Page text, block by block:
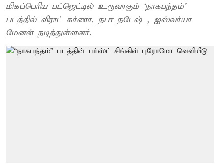
மிகப்பெரிய பட்ஜெட்டில் உருவாகும் ‘நாகபந்தம்’
படத்தில் விராட் கர்ணா, நபா நடேஷ் , ஐஸ்வர்யா
மேனன் நடித்துள்ளனர்.